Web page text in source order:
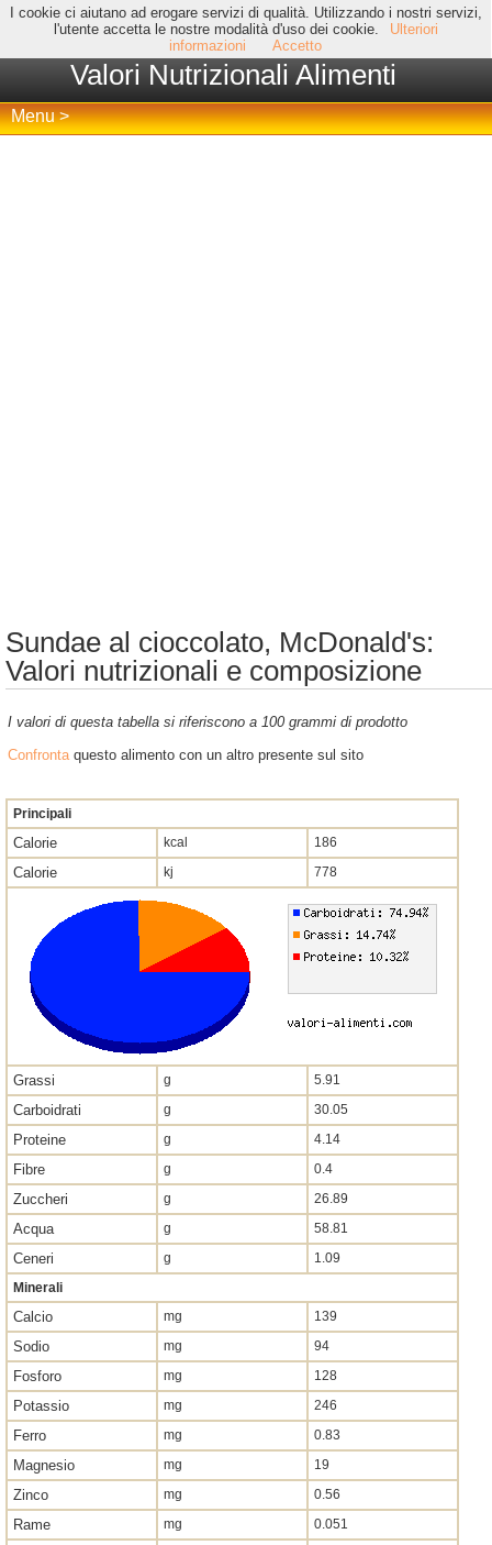
I cookie ci aiutano ad erogare servizi di qualità. Utilizzando i nostri servizi,
l'utente accetta le nostre modalità d'uso dei cookie.
Ulteriori
informazioni
Accetto
Valori Nutrizionali Alimenti
Menu >
Sundae al cioccolato, McDonald's:
Valori nutrizionali e composizione
I valori di questa tabella si riferiscono a 100 grammi di prodotto
Confrontaquesto alimento con un altro presente sul sito
Principali
Calorie kcal 186
Calorie kj 778
Grassi g 5.91
Carboidrati g 30.05
Proteine g 4.14
Fibre g 0.4
Zuccheri g 26.89
Acqua g 58.81
Ceneri g
1.09
Minerali
Calcio mg 139
Sodio mg 94
Fosforo mg 128
Potassio mg 246
Ferro mg 0.83
Magnesio mg 19
Zinco mg 0.56
Rame mg 0.051